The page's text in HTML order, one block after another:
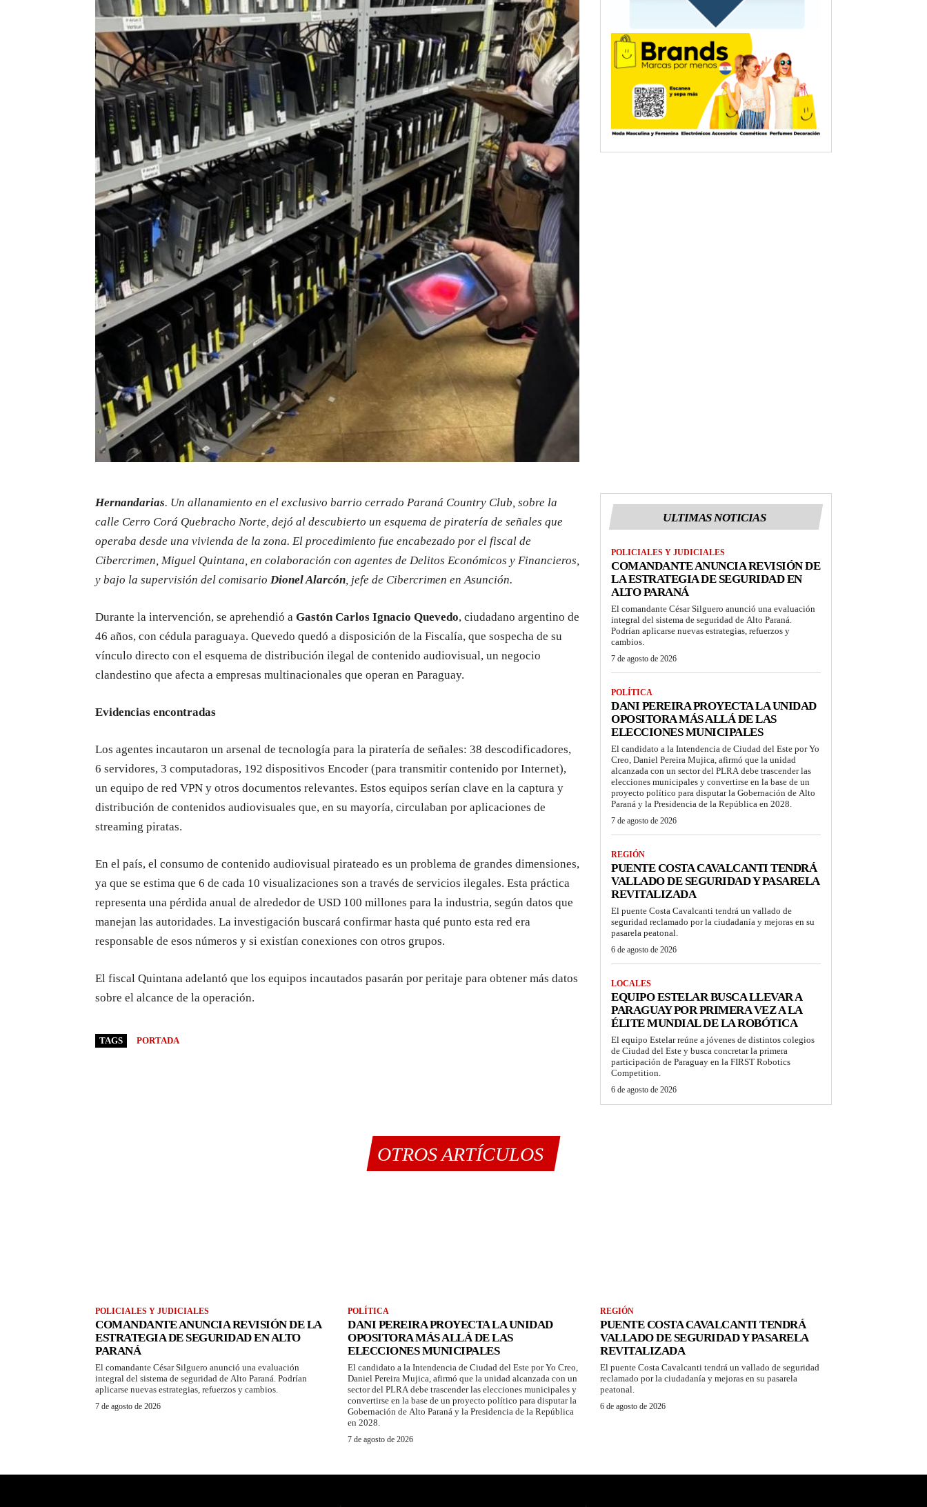
Hernandarias. Un allanamiento en el exclusivo barrio cerrado Paraná Country Club, sobre la
calle Cerro Corá Quebracho Norte, dejó al descubierto un esquema de piratería de señales que
operaba desde una vivienda de la zona. El procedimiento fue encabezado por el fiscal de
Cibercrimen, Miguel Quintana, en colaboración con agentes de Delitos Económicos y Financieros,
y bajo la supervisión del comisario Dionel Alarcón, jefe de Cibercrimen en Asunción.
Durante la intervención, se aprehendió a Gastón Carlos Ignacio Quevedo, ciudadano argentino de
46 años, con cédula paraguaya. Quevedo quedó a disposición de la Fiscalía, que sospecha de su
vínculo directo con el esquema de distribución ilegal de contenido audiovisual, un negocio
clandestino que afecta a empresas multinacionales que operan en Paraguay.
Evidencias encontradas
Los agentes incautaron un arsenal de tecnología para la piratería de señales: 38 descodificadores,
6 servidores, 3 computadoras, 192 dispositivos Encoder (para transmitir contenido por Internet),
un equipo de red VPN y otros documentos relevantes. Estos equipos serían clave en la captura y
distribución de contenidos audiovisuales que, en su mayoría, circulaban por aplicaciones de
streaming piratas.
En el país, el consumo de contenido audiovisual pirateado es un problema de grandes dimensiones,
ya que se estima que 6 de cada 10 visualizaciones son a través de servicios ilegales. Esta práctica
representa una pérdida anual de alrededor de USD 100 millones para la industria, según datos que
manejan las autoridades. La investigación buscará confirmar hasta qué punto esta red era
responsable de esos números y si existían conexiones con otros grupos.
El fiscal Quintana adelantó que los equipos incautados pasarán por peritaje para obtener más datos
sobre el alcance de la operación.
TAGS PORTADA
ULTIMAS NOTICIAS
POLICIALES Y JUDICIALES
COMANDANTE ANUNCIA REVISIÓN DE
LA ESTRATEGIA DE SEGURIDAD EN
ALTO PARANÁ
El comandante César Silguero anunció una evaluación
integral del sistema de seguridad de Alto Paraná.
Podrían aplicarse nuevas estrategias, refuerzos y
cambios.
7 de agosto de 2026
POLÍTICA
DANI PEREIRA PROYECTA LA UNIDAD
OPOSITORA MÁS ALLÁ DE LAS
ELECCIONES MUNICIPALES
El candidato a la Intendencia de Ciudad del Este por Yo
Creo, Daniel Pereira Mujica, afirmó que la unidad
alcanzada con un sector del PLRA debe trascender las
elecciones municipales y convertirse en la base de un
proyecto político para disputar la Gobernación de Alto
Paraná y la Presidencia de la República en 2028.
7 de agosto de 2026
REGIÓN
PUENTE COSTA CAVALCANTI TENDRÁ
VALLADO DE SEGURIDAD Y PASARELA
REVITALIZADA
El puente Costa Cavalcanti tendrá un vallado de
seguridad reclamado por la ciudadanía y mejoras en su
pasarela peatonal.
6 de agosto de 2026
LOCALES
EQUIPO ESTELAR BUSCA LLEVAR A
PARAGUAY POR PRIMERA VEZ A LA
ÉLITE MUNDIAL DE LA ROBÓTICA
El equipo Estelar reúne a jóvenes de distintos colegios
de Ciudad del Este y busca concretar la primera
participación de Paraguay en la FIRST Robotics
Competition.
6 de agosto de 2026
OTROS ARTÍCULOS
POLICIALES Y JUDICIALES
COMANDANTE ANUNCIA REVISIÓN DE LA
ESTRATEGIA DE SEGURIDAD EN ALTO
PARANÁ
El comandante César Silguero anunció una evaluación
integral del sistema de seguridad de Alto Paraná. Podrían
aplicarse nuevas estrategias, refuerzos y cambios.
7 de agosto de 2026
POLÍTICA
DANI PEREIRA PROYECTA LA UNIDAD
OPOSITORA MÁS ALLÁ DE LAS
ELECCIONES MUNICIPALES
El candidato a la Intendencia de Ciudad del Este por Yo Creo,
Daniel Pereira Mujica, afirmó que la unidad alcanzada con un
sector del PLRA debe trascender las elecciones municipales y
convertirse en la base de un proyecto político para disputar la
Gobernación de Alto Paraná y la Presidencia de la República
en 2028.
7 de agosto de 2026
REGIÓN
PUENTE COSTA CAVALCANTI TENDRÁ
VALLADO DE SEGURIDAD Y PASARELA
REVITALIZADA
El puente Costa Cavalcanti tendrá un vallado de seguridad
reclamado por la ciudadanía y mejoras en su pasarela
peatonal.
6 de agosto de 2026